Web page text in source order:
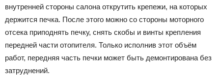
внутренней стороны салона открутить крепежи, на которых
держится печка. После этого можно со стороны моторного
отсека приподнять печку, снять скобы и винты крепления
передней части отопителя. Только исполнив этот объём
работ, передняя часть печки может быть демонтирована без
затруднений.